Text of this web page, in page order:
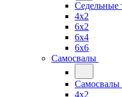
Седельные
4x2
6x2
6x4
6x6
Самосвалы
Самосвалы
4x2